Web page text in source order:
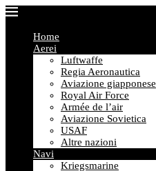
Home
Aerei
Luftwaffe
Regia Aeronautica
Aviazione giapponese
Royal Air Force
Armée de l’air
Aviazione Sovietica
USAF
Altre nazioni
Navi
Kriegsmarine